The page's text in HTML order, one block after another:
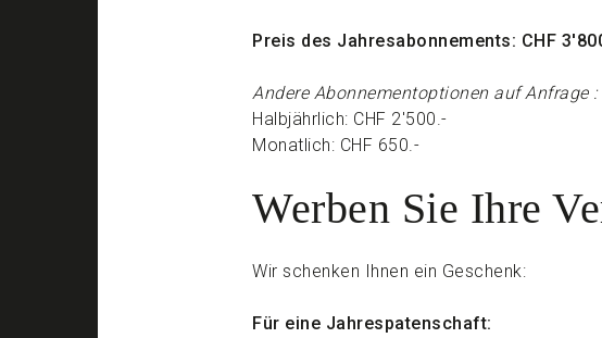
Preis des Jahresabonnements: CHF
Andere Abonnementoptionen auf Anfrage :
Halbjährlich: CHF 2'500.-
Monatlich: CHF 650.-
Werben Sie Ihre
Wir schenken Ihnen ein Geschenk:
Für eine Jahrespatenschaft: